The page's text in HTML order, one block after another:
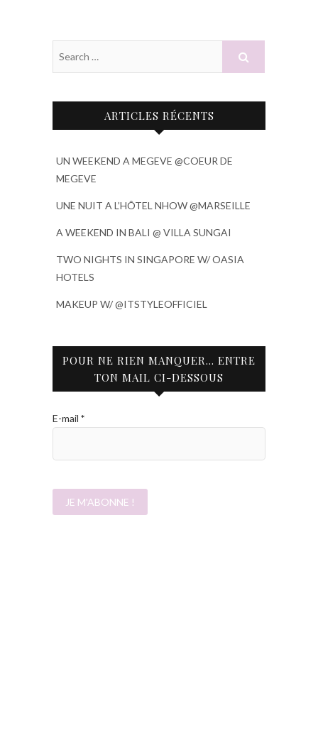
ARTICLES RÉCENTS
UN WEEKEND A MEGEVE @COEUR DE
MEGEVE
UNE NUIT A L’HÔTEL NHOW @MARSEILLE
A WEEKEND IN BALI @ VILLA SUNGAI
TWO NIGHTS IN SINGAPORE W/ OASIA
HOTELS
MAKEUP W/ @ITSTYLEOFFICIEL
POUR NE RIEN MANQUER… ENTRE
TON MAIL CI-DESSOUS
E-mail *